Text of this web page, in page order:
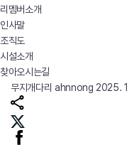
리멤버소개
인사말
조직도
시설소개
찾아오시는길
무지개다리 ahnnong 2025.